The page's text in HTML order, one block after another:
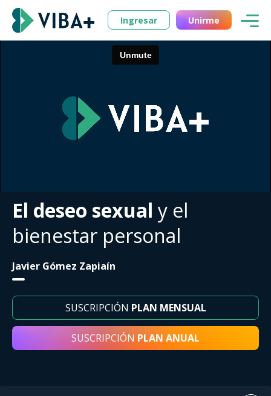
Ingresar Unirme
El deseo sexual y el
bienestar personal
Javier Gómez Zapiaín
SUSCRIPCIÓN PLAN MENSUAL
SUSCRIPCIÓN PLAN ANUAL